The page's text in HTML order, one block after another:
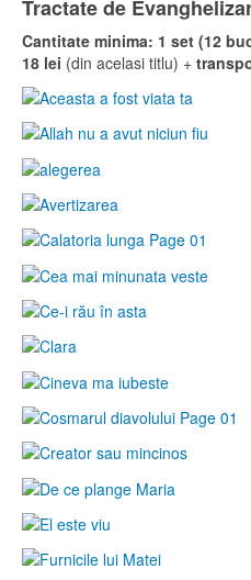
Tractate de
Cantitate minima: 1 set (12
18 lei (din acelasi titlu) +